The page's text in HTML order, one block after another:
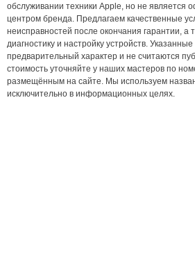
обслуживании техники Apple, но не является
центром бренда. Предлагаем качественные
неисправностей после окончания гарантии, а
диагностику и настройку устройств.
предварительный характер и не считаются
стоимость уточняйте у наших мастеров по
размещённым на сайте. Мы используем
исключительно в информационных целях.